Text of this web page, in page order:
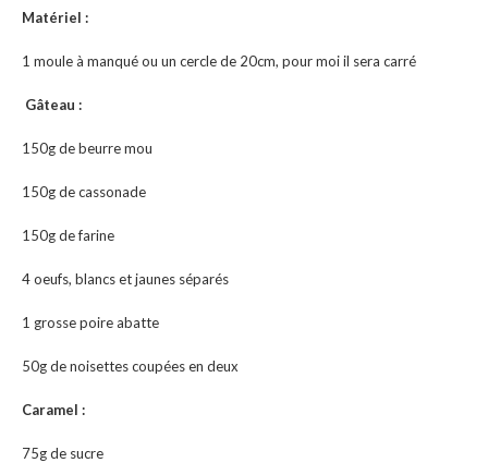
Matériel :
1 moule à manqué ou un cercle de 20cm, pour moi il sera carré
Gâteau :
150g de beurre mou
150g de cassonade
150g de farine
4 oeufs, blancs et jaunes séparés
1 grosse poire abatte
50g de noisettes coupées en deux
Caramel :
75g de sucre